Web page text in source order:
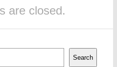
are closed.
Search